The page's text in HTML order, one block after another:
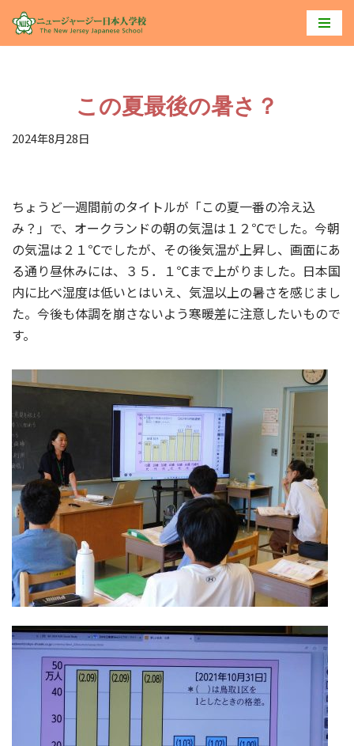
コ
ッ
プ
この夏最後の暑さ？
2024年8月28日
ちょうど一週間前のタイトルが「この夏一番の冷え込
み？」で、オークランドの朝の気温は１２℃でした。今朝
の気温は２１℃でしたが、その後気温が上昇し、画面にあ
る通り昼休みには、３５．１℃まで上がりました。日本国
内に比べ湿度は低いとはいえ、気温以上の暑さを感じまし
た。今後も体調を崩さないよう寒暖差に注意したいもので
す。